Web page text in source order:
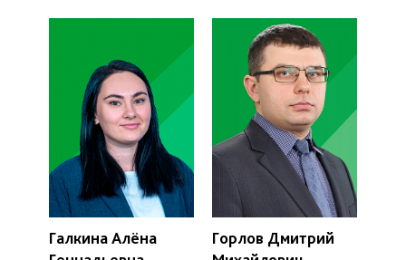
Галкина Алёна
Горлов Дмитрий